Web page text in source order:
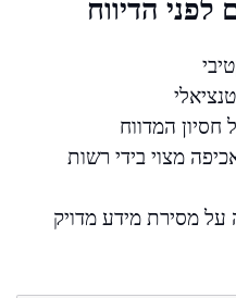
לפני הדיווח
המדווח
מצוי בידי רשות
מסירת מידע מדויק